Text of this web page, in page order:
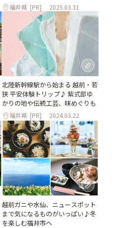
福井県 [PR] 2025.03.31
北陸新幹線駅から始まる 越前・若
狭 平安体験トリップ♪ 紫式部ゆ
かりの地や伝統工芸、味めぐりも
福井県 [PR] 2024.03.22
越前ガニや水仙、ニュースポット
まで気になるものがいっぱい♪冬
を楽しむ福井市へ